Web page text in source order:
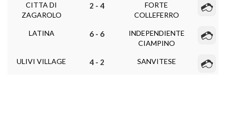
CITTA DI
ZAGAROLO
2 - 4
FORTE
COLLEFERRO
LATINA 6 - 6
INDEPENDIENTE
CIAMPINO
ULIVI VILLAGE 4 - 2 SANVITESE